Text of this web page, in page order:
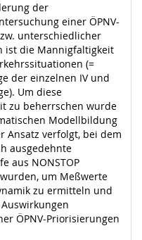
der
einer ÖPNV-
unterschiedlicher
ist die Mannigfaltigkeit
(=
der einzelnen IV und
Um diese
zu beherrschen wurde
Modellbildung
Ansatz verfolgt, bei dem
ausgedehnte
aus NONSTOP
um Meßwerte
zu ermitteln und
ÖPNV-Priorisierungen